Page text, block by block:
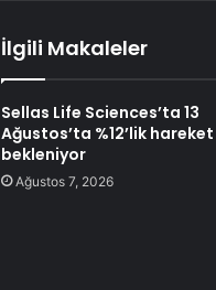
İlgili Makaleler
Sellas Life Sciences’ta 13
Ağustos’ta %12’lik hareket
bekleniyor
Ağustos 7, 2026